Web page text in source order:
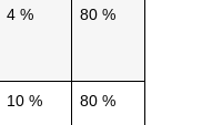
4 % 80 %
10 % 80 %